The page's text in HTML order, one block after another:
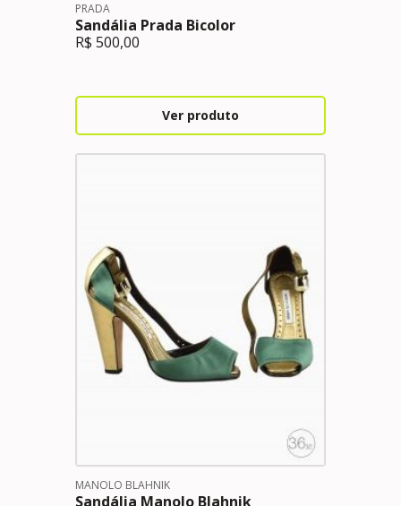
PRADA
Sandália Prada Bicolor
R$ 500,00
Ver produto
MANOLO BLAHNIK
Sandália Manolo Blahnik